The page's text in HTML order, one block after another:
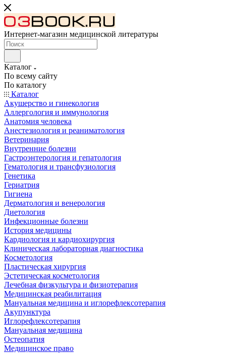
Интернет-магазин медицинской литературы
Каталог
По всему сайту
По каталогу
Каталог
Акушерство и гинекология
Аллергология и иммунология
Анатомия человека
Анестезиология и реаниматология
Ветеринария
Внутренние болезни
Гастроэнтерология и гепатология
Гематология и трансфузиология
Генетика
Гериатрия
Гигиена
Дерматология и венерология
Диетология
Инфекционные болезни
История медицины
Кардиология и кардиохирургия
Клиническая лабораторная диагностика
Косметология
Пластическая хирургия
Эстетическая косметология
Лечебная физкультура и физиотерапия
Медицинская реабилитация
Мануальная медицина и иглорефлексотерапия
Акупунктура
Иглорефлексотерапия
Мануальная медицина
Остеопатия
Медицинское право